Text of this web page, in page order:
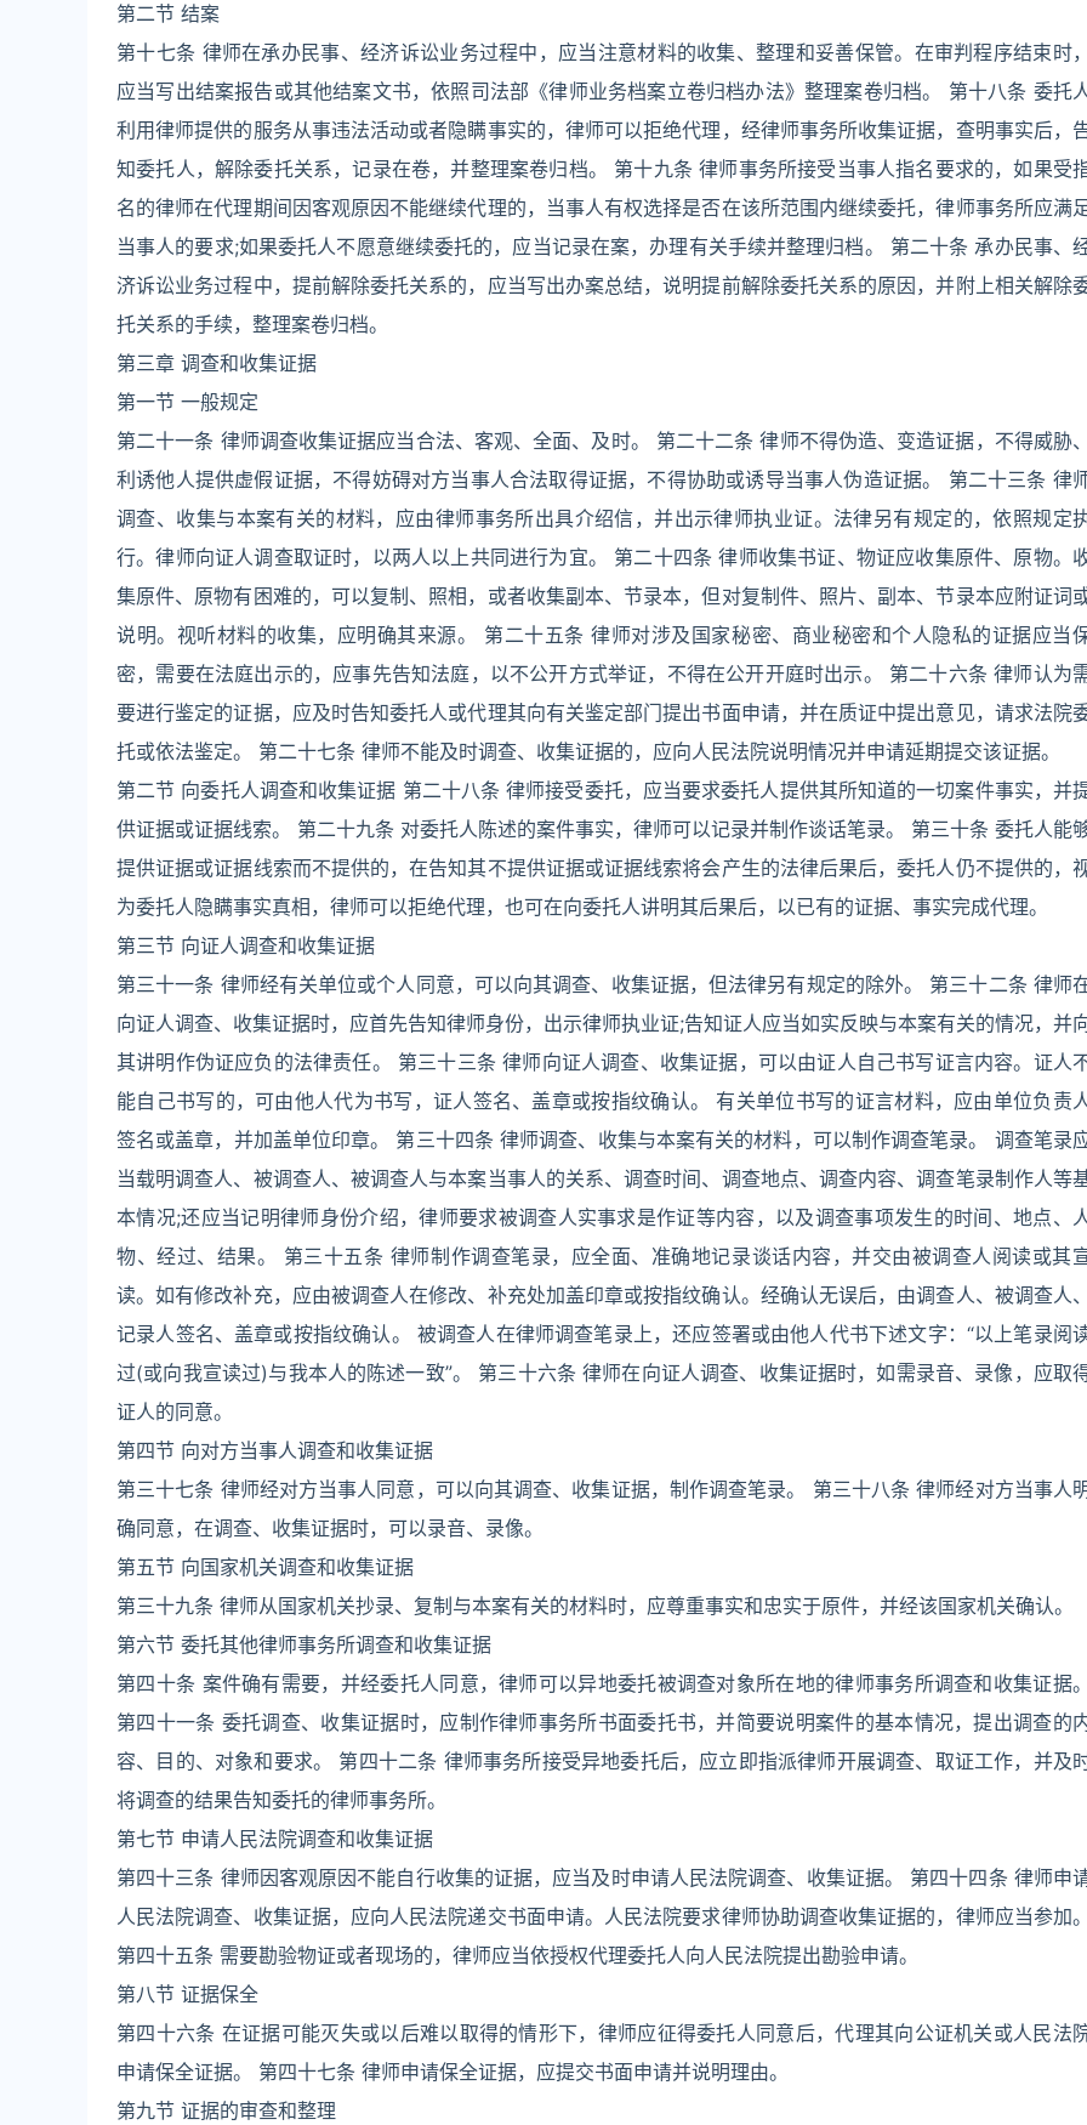
第二节 结案
第十七条 律师在承办民事、经济诉讼业务过程中，应当注意材料的收集、整理和妥善保管。在审判程序结束时，
应当写出结案报告或其他结案文书，依照司法部《律师业务档案立卷归档办法》整理案卷归档。 第十八条 委托
利用律师提供的服务从事违法活动或者隐瞒事实的，律师可以拒绝代理，经律师事务所收集证据，查明事实后，
知委托人，解除委托关系，记录在卷，并整理案卷归档。 第十九条 律师事务所接受当事人指名要求的，如果受
名的律师在代理期间因客观原因不能继续代理的，当事人有权选择是否在该所范围内继续委托，律师事务所应满
当事人的要求;如果委托人不愿意继续委托的，应当记录在案，办理有关手续并整理归档。 第二十条 承办民事、
济诉讼业务过程中，提前解除委托关系的，应当写出办案总结，说明提前解除委托关系的原因，并附上相关解除
托关系的手续，整理案卷归档。
第三章 调查和收集证据
第一节 一般规定
第二十一条 律师调查收集证据应当合法、客观、全面、及时。 第二十二条 律师不得伪造、变造证据，不得威胁、
利诱他人提供虚假证据，不得妨碍对方当事人合法取得证据，不得协助或诱导当事人伪造证据。 第二十三条 律
调查、收集与本案有关的材料，应由律师事务所出具介绍信，并出示律师执业证。法律另有规定的，依照规定
行。律师向证人调查取证时，以两人以上共同进行为宜。 第二十四条 律师收集书证、物证应收集原件、原物。
集原件、原物有困难的，可以复制、照相，或者收集副本、节录本，但对复制件、照片、副本、节录本应附证词
说明。视听材料的收集，应明确其来源。 第二十五条 律师对涉及国家秘密、商业秘密和个人隐私的证据应当
密，需要在法庭出示的，应事先告知法庭，以不公开方式举证，不得在公开开庭时出示。 第二十六条 律师认为
要进行鉴定的证据，应及时告知委托人或代理其向有关鉴定部门提出书面申请，并在质证中提出意见，请求法院
托或依法鉴定。 第二十七条 律师不能及时调查、收集证据的，应向人民法院说明情况并申请延期提交该证据。
第二节 向委托人调查和收集证据 第二十八条 律师接受委托，应当要求委托人提供其所知道的一切案件事实，并
供证据或证据线索。 第二十九条 对委托人陈述的案件事实，律师可以记录并制作谈话笔录。 第三十条 委托人能
提供证据或证据线索而不提供的，在告知其不提供证据或证据线索将会产生的法律后果后，委托人仍不提供的，
为委托人隐瞒事实真相，律师可以拒绝代理，也可在向委托人讲明其后果后，以已有的证据、事实完成代理。
第三节 向证人调查和收集证据
第三十一条 律师经有关单位或个人同意，可以向其调查、收集证据，但法律另有规定的除外。 第三十二条 律师
向证人调查、收集证据时，应首先告知律师身份，出示律师执业证;告知证人应当如实反映与本案有关的情况，并
其讲明作伪证应负的法律责任。 第三十三条 律师向证人调查、收集证据，可以由证人自己书写证言内容。证人
能自己书写的，可由他人代为书写，证人签名、盖章或按指纹确认。 有关单位书写的证言材料，应由单位负责
签名或盖章，并加盖单位印章。 第三十四条 律师调查、收集与本案有关的材料，可以制作调查笔录。 调查笔录
当载明调查人、被调查人、被调查人与本案当事人的关系、调查时间、调查地点、调查内容、调查笔录制作人等
本情况;还应当记明律师身份介绍，律师要求被调查人实事求是作证等内容，以及调查事项发生的时间、地点、
物、经过、结果。 第三十五条 律师制作调查笔录，应全面、准确地记录谈话内容，并交由被调查人阅读或其
读。如有修改补充，应由被调查人在修改、补充处加盖印章或按指纹确认。经确认无误后，由调查人、被调查人、
记录人签名、盖章或按指纹确认。 被调查人在律师调查笔录上，还应签署或由他人代书下述文字：“以上笔录阅
过(或向我宣读过)与我本人的陈述一致”。 第三十六条 律师在向证人调查、收集证据时，如需录音、录像，应取
证人的同意。
第四节 向对方当事人调查和收集证据
第三十七条 律师经对方当事人同意，可以向其调查、收集证据，制作调查笔录。 第三十八条 律师经对方当事人
确同意，在调查、收集证据时，可以录音、录像。
第五节 向国家机关调查和收集证据
第三十九条 律师从国家机关抄录、复制与本案有关的材料时，应尊重事实和忠实于原件，并经该国家机关确认。
第六节 委托其他律师事务所调查和收集证据
第四十条 案件确有需要，并经委托人同意，律师可以异地委托被调查对象所在地的律师事务所调查和收集证据。
第四十一条 委托调查、收集证据时，应制作律师事务所书面委托书，并简要说明案件的基本情况，提出调查的
容、目的、对象和要求。 第四十二条 律师事务所接受异地委托后，应立即指派律师开展调查、取证工作，并及
将调查的结果告知委托的律师事务所。
第七节 申请人民法院调查和收集证据
第四十三条 律师因客观原因不能自行收集的证据，应当及时申请人民法院调查、收集证据。 第四十四条 律师申
人民法院调查、收集证据，应向人民法院递交书面申请。人民法院要求律师协助调查收集证据的，律师应当参加。
第四十五条 需要勘验物证或者现场的，律师应当依授权代理委托人向人民法院提出勘验申请。
第八节 证据保全
第四十六条 在证据可能灭失或以后难以取得的情形下，律师应征得委托人同意后，代理其向公证机关或人民法
申请保全证据。 第四十七条 律师申请保全证据，应提交书面申请并说明理由。
第九节 证据的审查和整理